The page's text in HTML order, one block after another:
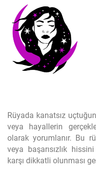
Rüyada kanatsız
veya hayallerin
olarak yorumlanır. Bu
veya başarısızlık
karşı dikkatli olunması